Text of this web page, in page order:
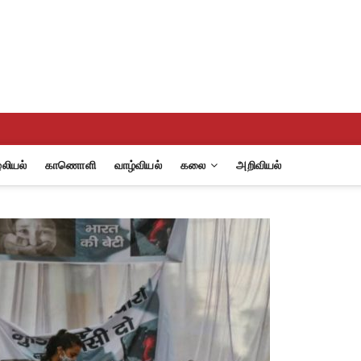
காணொளி வாழ்வியல் கலை அறிவியல்